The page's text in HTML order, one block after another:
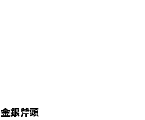
金銀斧頭